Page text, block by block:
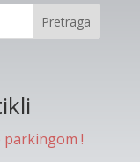
Pretraga
parkingom !